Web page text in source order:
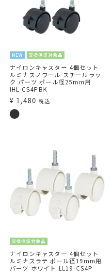
NEW 交換保証対象品
ナイロンキャスター 4個セット
ルミナスノワール スチールラッ
ク パーツ ポール径25mm用
IHL-CS4PBK
¥ 1,480 税込
交換保証対象品
ナイロンキャスター 4個セット
ルミナスラテ ポール径19mm用
パーツ ホワイト LL19-CS4P